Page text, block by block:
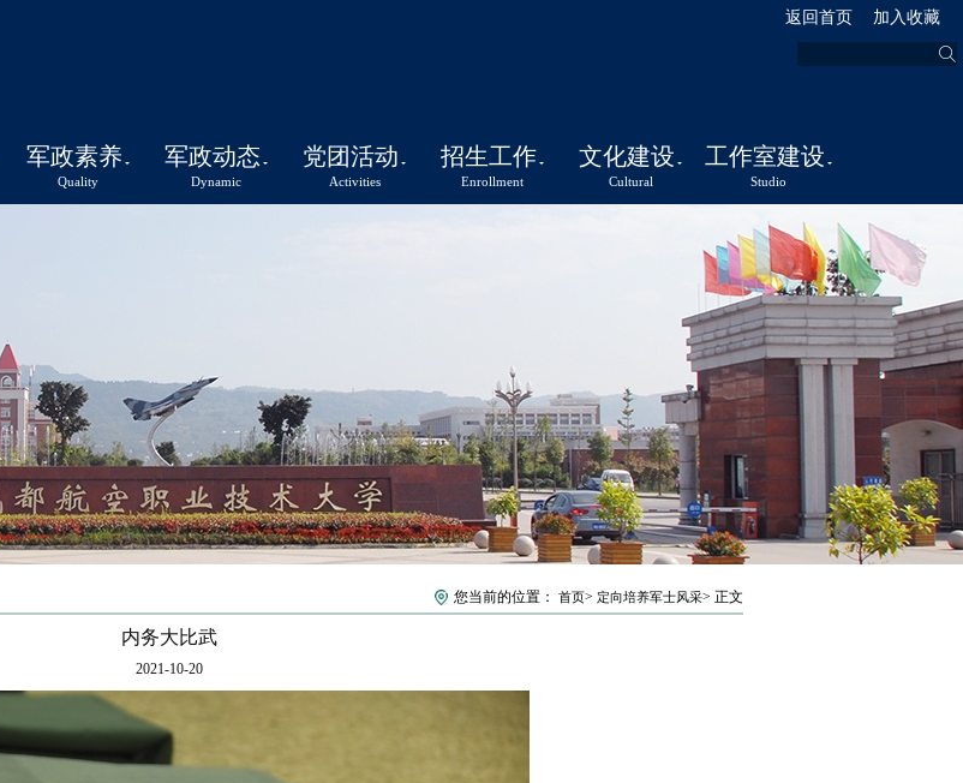
返回首页 加入收藏
军政素养
Quality
军政动态
Dynamic
党团活动
Activities
招生工作
Enrollment
文化建设
Cultural
工作室建设
Studio
您当前的位置：首页>定向培养军士风采> 正文
内务大比武
2021-10-20